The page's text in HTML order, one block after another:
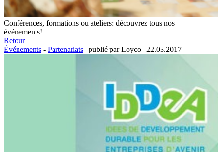
Conférences, formations ou ateliers: découvrez tous nos
événements!
Retour
Événements - Partenariats | publié par Loyco | 22.03.2017